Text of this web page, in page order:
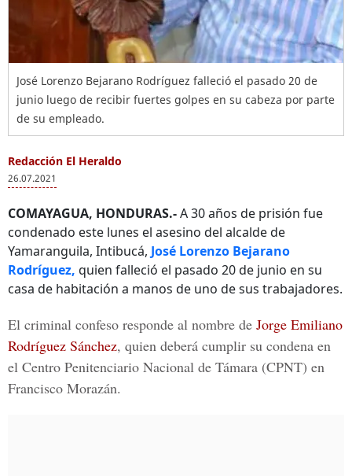
José Lorenzo Bejarano Rodríguez falleció el pasado 20 de
junio luego de recibir fuertes golpes en su cabeza por parte
de su empleado.
Redacción El Heraldo
26.07.2021
COMAYAGUA, HONDURAS.-A 30 años de prisión fue
condenado este lunes el asesino del alcalde de
Yamaranguila, Intibucá, José Lorenzo Bejarano
Rodríguez, quien falleció el pasado 20 de junio en su
casa de habitación a manos de uno de sus trabajadores.
El criminal confeso responde al nombre de Jorge Emiliano
Rodríguez Sánchez, quien deberá cumplir su condena en
el Centro Penitenciario Nacional de Támara (CPNT) en
Francisco Morazán.